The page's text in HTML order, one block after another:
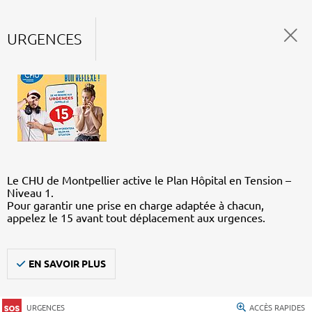
URGENCES
Le CHU de Montpellier active le Plan Hôpital en Tension –
Niveau 1.
Pour garantir une prise en charge adaptée à chacun,
appelez le 15 avant tout déplacement aux urgences.
EN SAVOIR PLUS
URGENCES ACCÈS RAPIDES